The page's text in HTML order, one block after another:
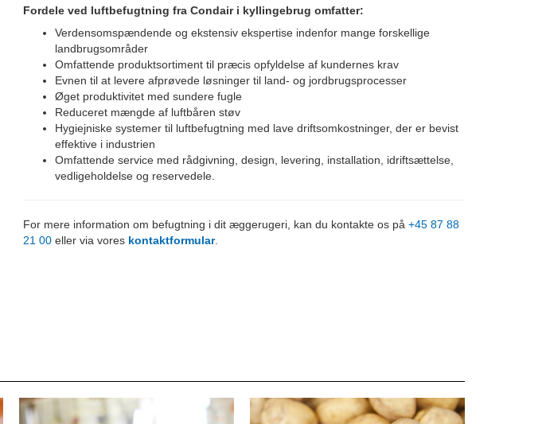
Fordele ved luftbefugtning fra Condair i kyllingebrug omfatter:
Verdensomspændende og ekstensiv ekspertise indenfor mange forskellige
landbrugsområder
Omfattende produktsortiment til præcis opfyldelse af kundernes krav
Evnen til at levere afprøvede løsninger til land- og jordbrugsprocesser
Øget produktivitet med sundere fugle
Reduceret mængde af luftbåren støv
Hygiejniske systemer til luftbefugtning med lave driftsomkostninger, der er bevist
effektive i industrien
Omfattende service med rådgivning, design, levering, installation, idriftsættelse,
vedligeholdelse og reservedele.
For mere information om befugtning i dit æggerugeri, kan du kontakte os på +45 87 88
21 00 eller via vores kontaktformular.